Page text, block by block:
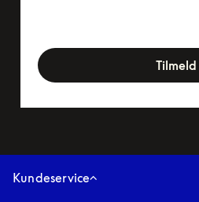
Tilmeld
Kundeservice